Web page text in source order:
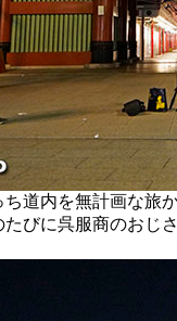
道内を無計画な旅
びに呉服商のおじ